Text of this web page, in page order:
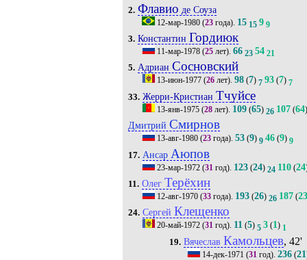
2. Флавио де Соуза
12-мар-1980(23года). 15 15 9 9
3. Константин Гордиюк
11-мар-1978(25лет). 66 23 54 21
5. Адриан Сосновский
13-июн-1977(26лет). 98(7) 7 93(7) 7
33. Жерри-Кристиан Тчуйсе
13-янв-1975(28лет). 109(65) 26 107(64)
Дмитрий Смирнов
13-авг-1980(23года). 53(9) 9 46(9) 9
17. Ансар Аюпов
23-мар-1972(31 год). 123(24) 24 110(24
11. Олег Терёхин
12-авг-1970(33года). 193(26) 26 187(23
24. Сергей Клещенко
20-май-1972(31год). 11(5) 5 3(1) 1
19. Вячеслав Камольцев, 42'
14-дек-1971 (31 год).236 (21